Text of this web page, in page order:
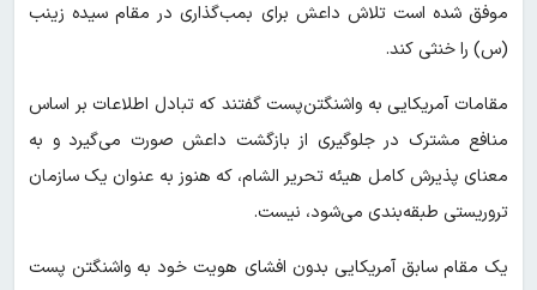
موفق شده است تلاش داعش برای بمب‌گذاری در مقام سیده زینب
(س) را خنثی کند.
مقامات آمریکایی به واشنگتن‌پست گفتند که تبادل اطلاعات بر اساس
منافع مشترک در جلوگیری از بازگشت داعش صورت می‌گیرد و به
معنای پذیرش کامل هیئه تحریر الشام، که هنوز به عنوان یک سازمان
تروریستی طبقه‌بندی می‌شود، نیست.
یک مقام سابق آمریکایی بدون افشای هویت خود به واشنگتن پست